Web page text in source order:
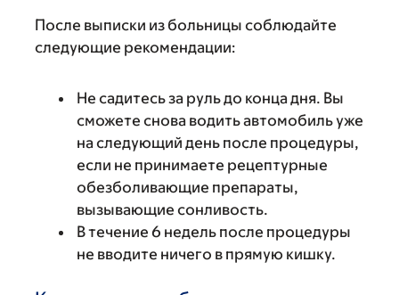
После выписки из больницы соблюдайте
следующие рекомендации:
Не садитесь за руль до конца дня. Вы
сможете снова водить автомобиль уже
на следующий день после процедуры,
если не принимаете рецептурные
обезболивающие препараты,
вызывающие сонливость.
В течение 6 недель после процедуры
не вводите ничего в прямую кишку.